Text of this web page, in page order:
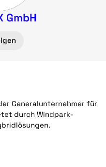
GmbH
Generalunternehmer für
durch Windpark-